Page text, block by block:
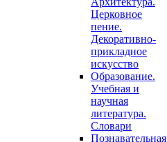
Церковное
пение.
Декоративно-
прикладное
искусство
Образование.
Учебная и
научная
литература.
Словари
Познавательная